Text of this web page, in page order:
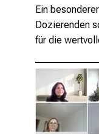
Ein
Dozierenden
für die